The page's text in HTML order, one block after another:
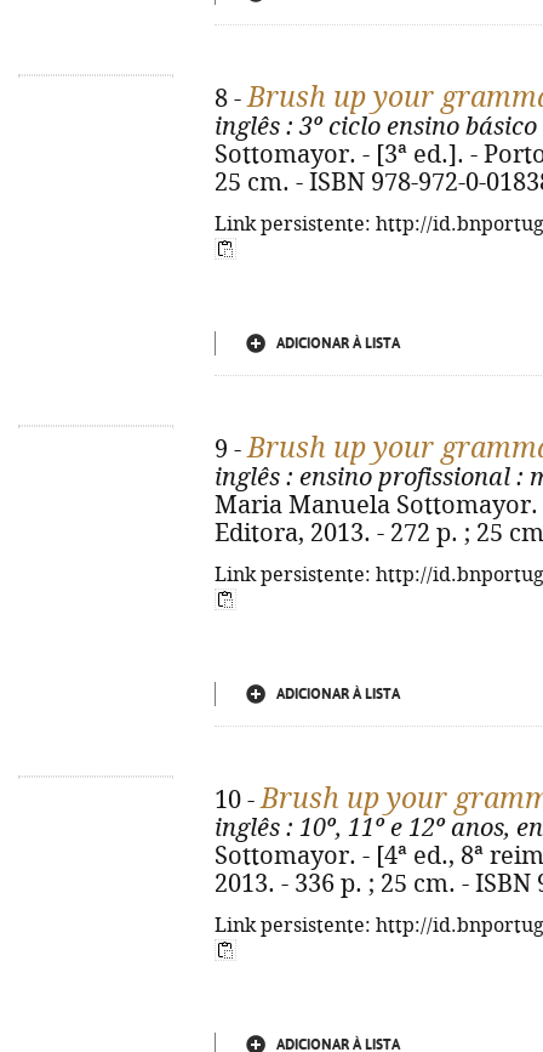
8 -Brush up your
inglês : 3º ciclo ensino básico
Sottomayor. - [3ª ed.]. -
25 cm. - ISBN 978-972-0-
Link persistente: http://
ADICIONAR À LISTA
9 -Brush up your
inglês : ensino profissional :
Maria Manuela Sottomayor.
Editora, 2013. - 272 p. ; 25
Link persistente: http://
ADICIONAR À LISTA
10 -Brush up your
inglês : 10º, 11º e 12º anos,
Sottomayor. - [4ª ed., 8ª
2013. - 336 p. ; 25 cm. - ISBN
Link persistente: http://
ADICIONAR À LISTA